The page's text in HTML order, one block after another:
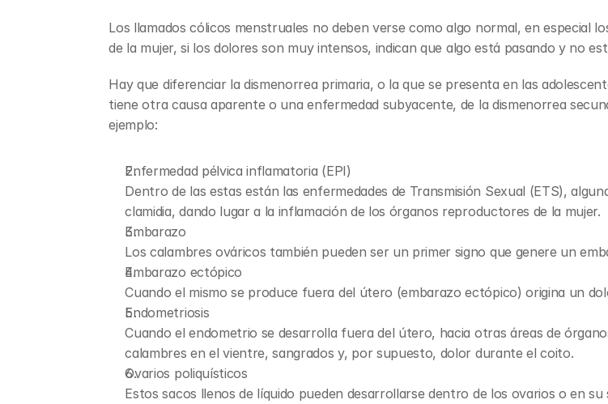
Los llamados cólicos menstruales no deben verse como algo normal, en especial
de la mujer, si los dolores son muy intensos, indican que algo está pasando y no
Hay que diferenciar la dismenorrea primaria, o la que se presenta en las
tiene otra causa aparente o una enfermedad subyacente, de la dismenorrea
ejemplo:
Enfermedad pélvica inflamatoria (EPI)
Dentro de las estas están las enfermedades de Transmisión Sexual (ETS),
clamidia, dando lugar a la inflamación de los órganos reproductores de la mujer.
Embarazo
Los calambres ováricos también pueden ser un primer signo que genere un
Embarazo ectópico
Cuando el mismo se produce fuera del útero (embarazo ectópico) origina un
Endometriosis
Cuando el endometrio se desarrolla fuera del útero, hacia otras áreas de
calambres en el vientre, sangrados y, por supuesto, dolor durante el coito.
Ovarios poliquísticos
Estos sacos llenos de líquido pueden desarrollarse dentro de los ovarios o en